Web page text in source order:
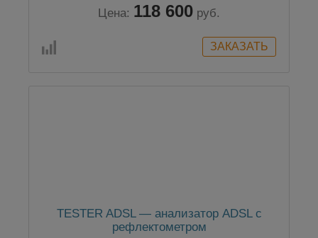
Цена: 118 600 руб.
TESTER ADSL — анализатор ADSL с
рефлектометром